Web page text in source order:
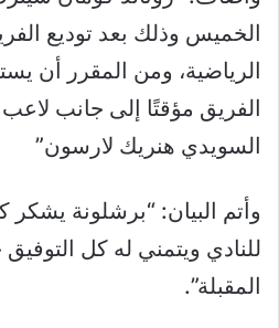
الخميس وذلك بعد توديع
الرياضية، ومن المقرر أن
الفريق مؤقتًا إلى جانب
السويدي هنريك لارسون”
وأتم البيان: “برشلونة
للنادي ويتمني له كل
المقبلة”.